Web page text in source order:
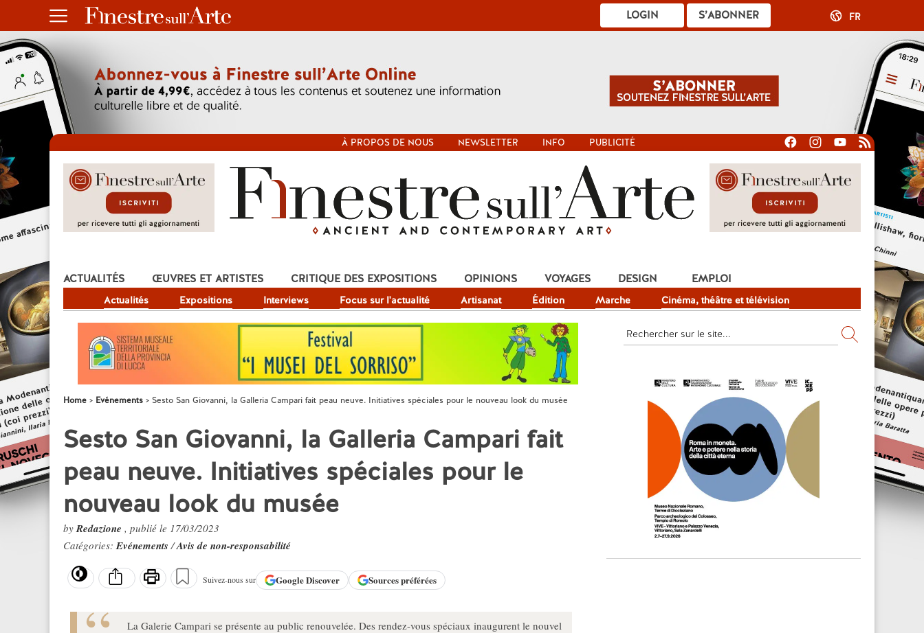
S’ABONNER
LOGIN FR
À PROPOS DE NOUS NEWSLETTER INFO PUBLICITÉ
ACTUALITÉS
Actualités Expositions Interviews Focus sur l'actualité Artisanat Édition Marche Cinéma, théâtre et télévision
ŒUVRES ET ARTISTES CRITIQUE DES EXPOSITIONS OPINIONS VOYAGES DESIGN EMPLOI
Home Evénements Sesto San Giovanni, la Galleria Campari fait peau neuve. Initiatives spéciales pour le nouveau look du musée
Sesto San Giovanni, la Galleria Campari fait
peau neuve. Initiatives spéciales pour le
nouveau look du musée
byRedazione , publié le 17/03/2023
Catégories:Evénements/Avis de non-responsabilité
Suivez-nous sur GoogleDiscover Sources préférées
La Galerie Campari se présente au public renouvelée. Des rendez-vous spéciaux inaugurent le nouvel